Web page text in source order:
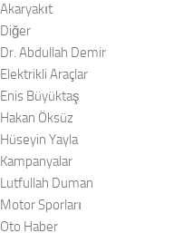
Akaryakıt
Diğer
Dr. Abdullah Demir
Elektrikli Araçlar
Enis Büyüktaş
Hakan Öksüz
Hüseyin Yayla
Kampanyalar
Lutfullah Duman
Motor Sporları
Oto Haber